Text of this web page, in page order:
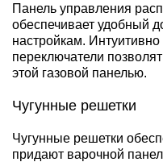
Панель управления
обеспечивает удобный
настройкам.
переключатели
этой газовой панелью.
Чугунные решетки
Чугунные решетки
придают варочной